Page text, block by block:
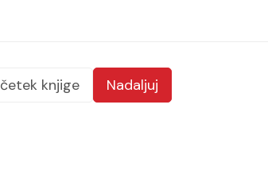
knjige Nadaljuj